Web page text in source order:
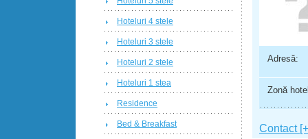
Adresă:
Zonă
Contact
Hoteluri 4 stele
Hoteluri 3 stele
Hoteluri 2 stele
Hoteluri 1 stea
Residence
Bed & Breakfast